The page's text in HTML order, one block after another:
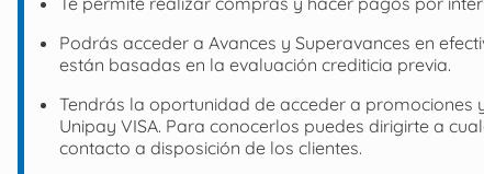
Podrás acceder a Avances y Superavances en
están basadas en la evaluación crediticia previa.
Tendrás la oportunidad de acceder a promociones
Unipay VISA. Para conocerlos puedes dirigirte a
contacto a disposición de los clientes.